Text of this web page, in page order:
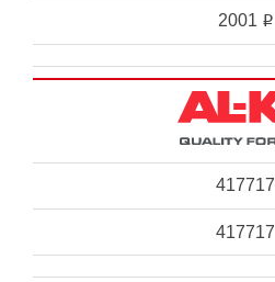
2001 i
417717
417717